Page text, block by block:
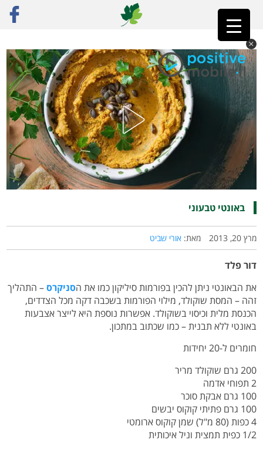
ראשי»רק מתכונים באונטי טבעוני
באונטי טבעוני
מרץ 20, 2013 מאת: אורי שביט
דור פלד
את הבאונטי ניתן להכין בפורמות סיליקון כמו את הסניקרס– התהליך
זהה – המסת שוקולד, מילוי הפורמות בשכבה דקה מכל הצדדים,
הכנסת מלית וכיסוי בשוקולד. אפשרות נוספת היא לייצר אצבעות
באונטי ללא תבנית – כמו שכתוב במתכון.
חומרים ל-20 יחידות
200 גרם שוקולד מריר
2 תפוחי אדמה
100 גרם אבקת סוכר
100 גרם פתיתי קוקוס יבשים
4 כפות (80 מ"ל) שמן קוקוס ארומטי
1/2 כפית תמצית וניל איכותית